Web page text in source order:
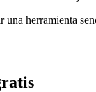
una herramienta